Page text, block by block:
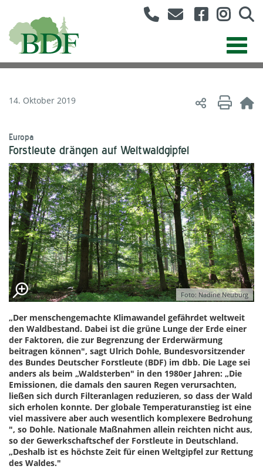
14. Oktober 2019
Europa
Forstleute drängen auf Weltwaldgipfel
Foto: Nadine Neuburg
„Der menschengemachte Klimawandel gefährdet weltweit
den Waldbestand. Dabei ist die grüne Lunge der Erde einer
der Faktoren, die zur Begrenzung der Erderwärmung
beitragen können", sagt Ulrich Dohle, Bundesvorsitzender
des Bundes Deutscher Forstleute (BDF) im dbb. Die Lage sei
anders als beim „Waldsterben" in den 1980er Jahren: „Die
Emissionen, die damals den sauren Regen verursachten,
ließen sich durch Filteranlagen reduzieren, so dass der Wald
sich erholen konnte. Der globale Temperaturanstieg ist eine
viel massivere aber auch wesentlich komplexere Bedrohung
", so Dohle. Nationale Maßnahmen allein reichten nicht aus,
so der Gewerkschaftschef der Forstleute in Deutschland.
„Deshalb ist es höchste Zeit für einen Weltgipfel zur Rettung
des Waldes."